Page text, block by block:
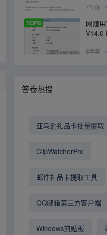
7年前
TOP8
网赚
V14.0
8年前
答卷热搜
亚马逊礼品卡批量提取
ClipWatcherPro
邮件礼品卡提取工具
QQ邮箱第三方客户端
Windows剪贴板